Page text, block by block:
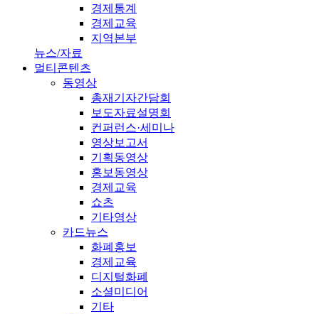
경제통계
경제교육
지역본부
뉴스/자료
멀티콘텐츠
동영상
총재기자간담회
보도자료설명회
컨퍼런스·세미나
영상보고서
기획동영상
홍보동영상
경제교육
쇼츠
기타영상
카드뉴스
화폐홍보
경제교육
디지털화폐
소셜미디어
기타